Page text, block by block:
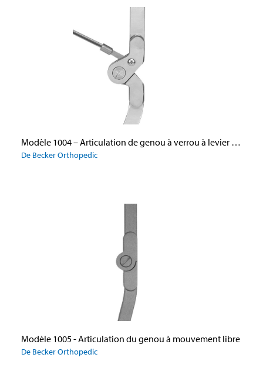
Modèle 1004 – Articulation de genou à verrou à levier avec décalage postérieur
De Becker Orthopedic
Modèle 1005 - Articulation du genou à mouvement libre
De Becker Orthopedic